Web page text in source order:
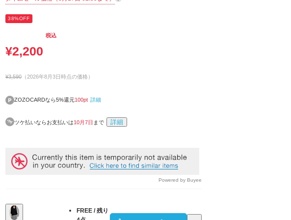
38%OFF
¥2,200
税込
¥3,590 （2026年8月3日時点の価格）
ZOZOCARDなら5%還元100pt 詳細
ツケ払いならお支払いは10月7日 まで 詳細
Powered by Buyee
FREE /残り